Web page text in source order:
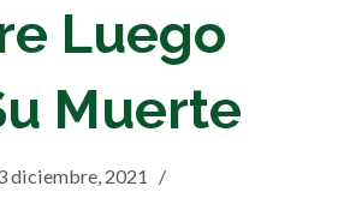
Luego
Muerte
diciembre, 2021
/